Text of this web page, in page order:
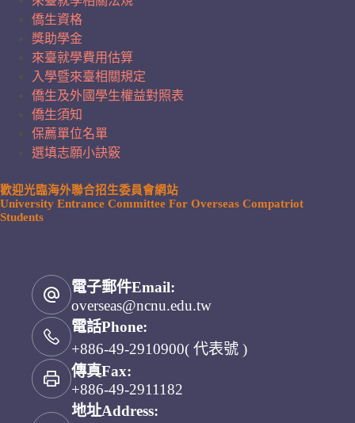
僑生資格
獎助學金
來臺就學費用估算
入學暨來臺相關規定
僑生及外國學生權益對照表
僑生須知
保薦單位名單
選填志願小訣竅
歡迎光臨海外聯合招生委員會網站
University Entrance Committee For Overseas Compatriot
Students
電子郵件Email:
overseas@ncnu.edu.tw
電話Phone:
+886-49-2910900( 代表號 )
傳真Fax:
+886-49-2911182
地址Address: